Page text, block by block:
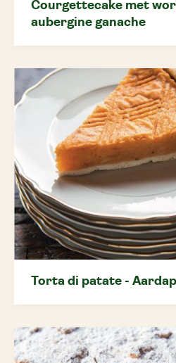
Courgettecake met
aubergine ganache
Torta di patate -